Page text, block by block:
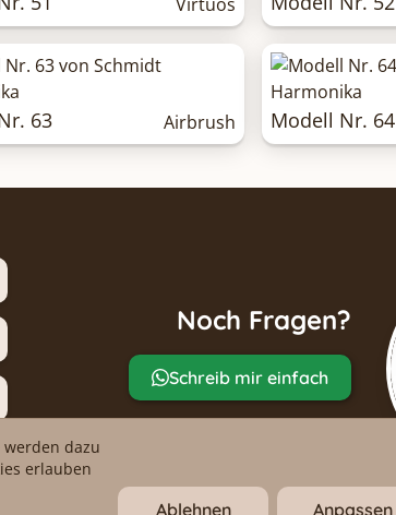
63 Airbrush Modell Nr. 64
Noch Fragen?
Schreib mir einfach
dazu
erlauben
Ablehnen Anpassen